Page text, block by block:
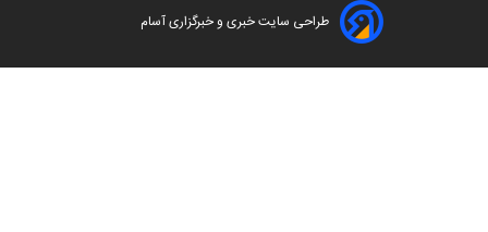
طراحی سایت خبری و خبرگزاری آسام